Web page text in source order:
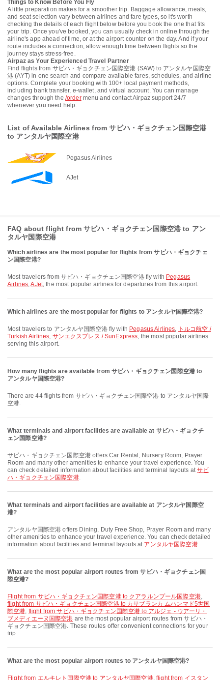
Things to Know Before You Fly
A little preparation makes for a smoother trip. Baggage allowance, meals,
and seat selection vary between airlines and fare types, so it's worth
checking the details of each flight below before you book the one that fits
your trip. Once you've booked, you can usually check in online through the
airline's app ahead of time, or at the airport counter on the day. And if your
route includes a connection, allow enough time between flights so the
journey stays stress-free.
Airpaz as Your Experienced Travel Partner
Find flights from サビハ・ギョクチェン国際空港 (SAW) to アンタルヤ国際空
港 (AYT) in one search and compare available fares, schedules, and airline
options. Complete your booking with 100+ local payment methods,
including bank transfer, e-wallet, and virtual account. You can manage
changes through the /ordermenu and contact Airpaz support 24/7
whenever you need help.
List of Available Airlines from サビハ・ギョクチェン国際空港
to アンタルヤ国際空港
Pegasus Airlines
AJet
FAQ about flight from サビハ・ギョクチェン国際空港 to アン
タルヤ国際空港
Which airlines are the most popular for flights from サビハ・ギョクチェ
ン国際空港?
Most travelers from サビハ・ギョクチェン国際空港 fly with Pegasus
Airlines,AJet, the most popular airlines for departures from this airport.
Which airlines are the most popular for flights to アンタルヤ国際空港?
Most travelers to アンタルヤ国際空港 fly with Pegasus Airlines, トルコ航空 /
Turkish Airlines, サンエクスプレス / SunExpress, the most popular airlines
serving this airport.
How many flights are available from サビハ・ギョクチェン国際空港 to
アンタルヤ国際空港?
There are 44 flights from サビハ・ギョクチェン国際空港 to アンタルヤ国際
空港.
What terminals and airport facilities are available at サビハ・ギョクチ
ェン国際空港?
サビハ・ギョクチェン国際空港 offers Car Rental, Nursery Room, Prayer
Room and many other amenities to enhance your travel experience. You
can check detailed information about facilities and terminal layouts atサビ
ハ・ギョクチェン国際空港.
What terminals and airport facilities are available at アンタルヤ国際空
港?
アンタルヤ国際空港 offers Dining, Duty Free Shop, Prayer Room and many
other amenities to enhance your travel experience. You can check detailed
information about facilities and terminal layouts at アンタルヤ国際空港.
What are the most popular airport routes from サビハ・ギョクチェン国
際空港?
flight from サビハ・ギョクチェン国際空港 to クアラルンプール国際空港,
flight from サビハ・ギョクチェン国際空港 to カサブランカ ムハンマド5世国
際空港, flight from サビハ・ギョクチェン国際空港 to アルジェ - ウアーリ・
ブメディエーヌ国際空港 are the most popular airport routes from サビハ・
ギョクチェン国際空港. These routes offer convenient connections for your
trip.
What are the most popular airport routes to アンタルヤ国際空港?
flight from エルキレト国際空港 to アンタルヤ国際空港,flight from イスタン